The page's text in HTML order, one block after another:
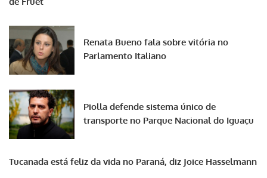
Renata Bueno fala sobre vitória no
Parlamento Italiano
Piolla defende sistema único de
transporte no Parque Nacional do Iguaçu
Tucanada está feliz da vida no Paraná, diz Joice Hasselmann